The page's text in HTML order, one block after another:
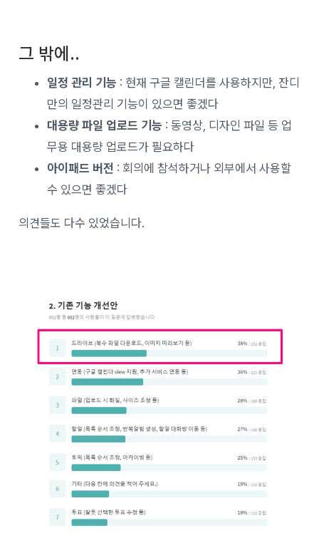
그 밖에..
일정 관리 기능 : 현재 구글 캘린더를 사용하지만, 잔디
만의 일정관리 기능이 있으면 좋겠다
대용량 파일 업로드 기능 : 동영상, 디자인 파일 등 업
무용 대용량 업로드가 필요하다
아이패드 버전 : 회의에 참석하거나 외부에서 사용할
수 있으면 좋겠다
의견들도 다수 있었습니다.